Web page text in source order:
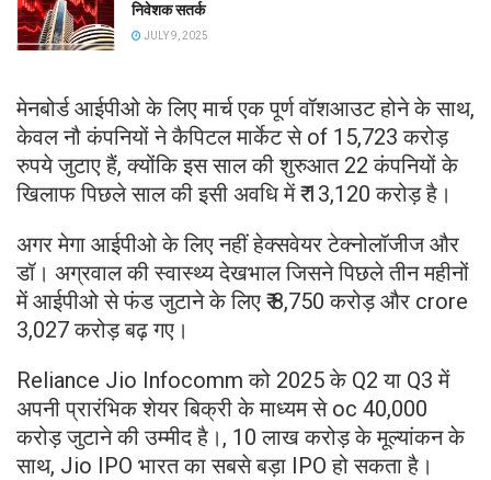
निवेशक सतर्क
JULY 9, 2025
मेनबोर्ड आईपीओ के लिए मार्च एक पूर्ण वॉशआउट होने के साथ,
केवल नौ कंपनियों ने कैपिटल मार्केट से of 15,723 करोड़
रुपये जुटाए हैं, क्योंकि इस साल की शुरुआत 22 कंपनियों के
खिलाफ पिछले साल की इसी अवधि में ₹ 13,120 करोड़ है।
अगर मेगा आईपीओ के लिए नहीं हेक्सवेयर टेक्नोलॉजीज और
डॉ। अग्रवाल की स्वास्थ्य देखभाल जिसने पिछले तीन महीनों
में आईपीओ से फंड जुटाने के लिए ₹ 8,750 करोड़ और crore
3,027 करोड़ बढ़ गए।
Reliance Jio Infocomm को 2025 के Q2 या Q3 में
अपनी प्रारंभिक शेयर बिक्री के माध्यम से oc 40,000
करोड़ जुटाने की उम्मीद है।, 10 लाख करोड़ के मूल्यांकन के
साथ, Jio IPO भारत का सबसे बड़ा IPO हो सकता है।